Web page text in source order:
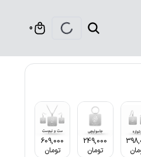
0
249,000
تومان
609,000
تومان